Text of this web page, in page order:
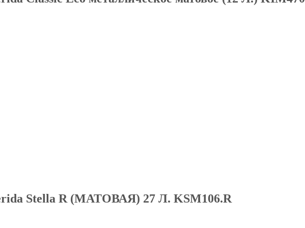
Stella R (МАТОВАЯ) 27 Л. KSM106.R